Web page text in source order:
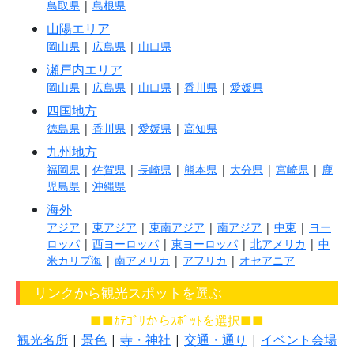
鳥取県 | 島根県
山陽エリア
岡山県 | 広島県 | 山口県
瀬戸内エリア
岡山県 | 広島県 | 山口県 | 香川県 | 愛媛県
四国地方
徳島県 | 香川県 | 愛媛県 | 高知県
九州地方
福岡県 | 佐賀県 | 長崎県 | 熊本県 | 大分県 | 宮崎県 | 鹿
児島県 | 沖縄県
海外
アジア | 東アジア | 東南アジア | 南アジア | 中東 | ヨー
ロッパ | 西ヨーロッパ | 東ヨーロッパ | 北アメリカ | 中
米カリブ海 | 南アメリカ | アフリカ | オセアニア
リンクから観光スポットを選ぶ
■■ｶﾃｺﾞﾘからｽﾎﾟｯﾄを選択■■
観光名所 | 景色 | 寺・神社 | 交通・通り | イベント会場